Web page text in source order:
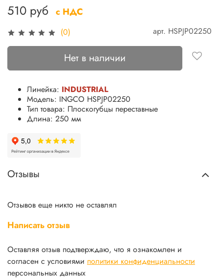
(0) арт. HSPJP02250
510 руб с НДС
Нет в наличии
Линейка: INDUSTRIAL
Модель: INGCO HSPJP02250
Тип товара: Плоскогубцы переставные
Длина: 250 мм
Отзывы
Отзывов еще никто не оставлял
Написать отзыв
Оставляя отзыв подтверждаю, что я ознакомлен и
согласен с условиями политики конфиденциальности
персональных данных